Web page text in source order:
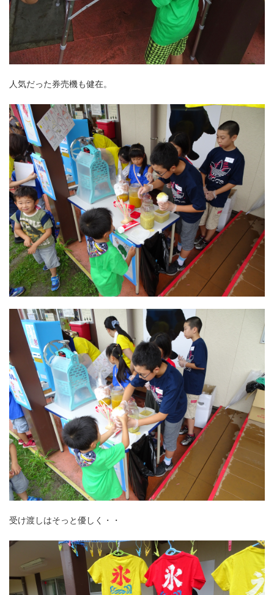
人気だった券売機も健在。
受け渡しはそっと優しく・・